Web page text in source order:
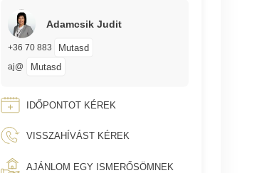
Adamcsik Judit
+36 70 883 Mutasd
aj@ Mutasd
IDŐPONTOT KÉREK
VISSZAHÍVÁST KÉREK
AJÁNLOM EGY ISMERŐSÖMNEK